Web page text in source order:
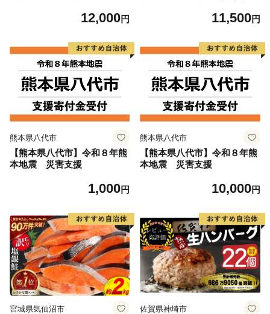
12,000円
4313] 魚 魚介類 鮭 お刺し身
介
11,500円
熊本県八代市
【熊本県八代市】令和８年熊
本地震 災害支援
1,000円
熊本県八代市
【熊本県八代市】令和８年熊
本地震 災害支援
10,000円
宮城県気仙沼市 佐賀県神埼市